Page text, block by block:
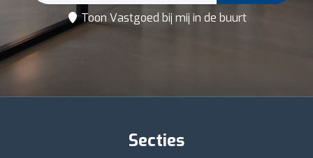
Toon Vastgoed bij mij in de buurt
Secties